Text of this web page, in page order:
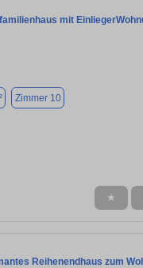
mit
Zimmer 10
★
Reihenendhaus zum